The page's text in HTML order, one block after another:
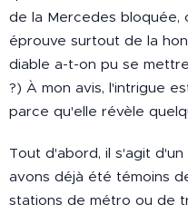
de la Mercedes bloquée,
éprouve surtout de la
diable a-t-on pu se
?) À mon avis, l'intrigue
parce qu'elle révèle
Tout d'abord, il s'agit
avons déjà été témoins
stations de métro ou de